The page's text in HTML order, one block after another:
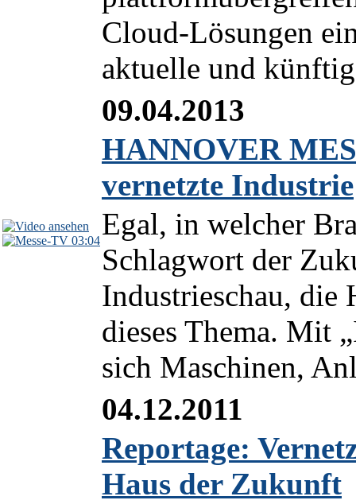
Cloud-Lösungen
aktuelle und
03:04
09.04.2013
HANNOVER
vernetzte Industrie
Egal, in welcher
Schlagwort der
Industrieschau, die
dieses Thema. Mit
sich Maschinen,
04.12.2011
Reportage:
Haus der Zukunft